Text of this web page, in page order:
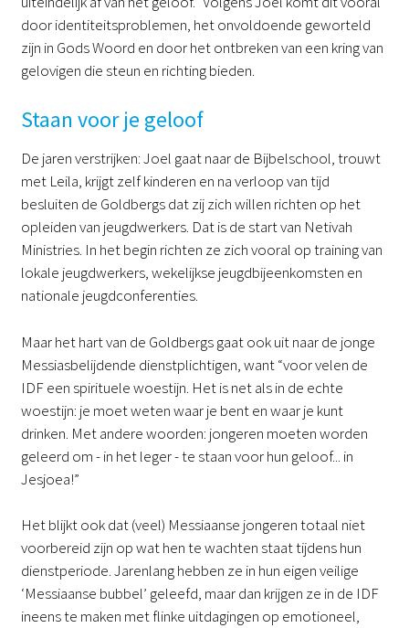
door identiteitsproblemen, het onvoldoende geworteld
zijn in Gods Woord en door het ontbreken van een kring van
gelovigen die steun en richting bieden.
Staan voor je geloof
De jaren verstrijken: Joel gaat naar de Bijbelschool, trouwt
met Leila, krijgt zelf kinderen en na verloop van tijd
besluiten de Goldbergs dat zij zich willen richten op het
opleiden van jeugdwerkers. Dat is de start van Netivah
Ministries. In het begin richten ze zich vooral op training van
lokale jeugdwerkers, wekelijkse jeugdbijeenkomsten en
nationale jeugdconferenties.
Maar het hart van de Goldbergs gaat ook uit naar de jonge
Messiasbelijdende dienstplichtigen, want “voor velen de
IDF een spirituele woestijn. Het is net als in de echte
woestijn: je moet weten waar je bent en waar je kunt
drinken. Met andere woorden: jongeren moeten worden
geleerd om - in het leger - te staan voor hun geloof... in
Jesjoea!”
Het blijkt ook dat (veel) Messiaanse jongeren totaal niet
voorbereid zijn op wat hen te wachten staat tijdens hun
dienstperiode. Jarenlang hebben ze in hun eigen veilige
‘Messiaanse bubbel’ geleefd, maar dan krijgen ze in de IDF
ineens te maken met flinke uitdagingen op emotioneel,